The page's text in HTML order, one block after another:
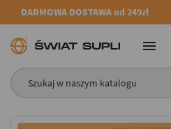
DARMOWA DOSTAWA od 249zł
